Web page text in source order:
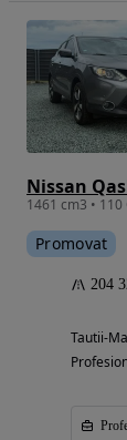
Nissan
1461 cm3 •
Promovat
204
Tautii-